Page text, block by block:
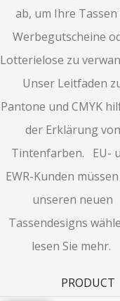
ab, um Ihre Tassen
Werbegutscheine
Lotterielose zu
Unser Leitfaden
Pantone und CMYK
der Erklärung von
Tintenfarben. EU-
EWR-Kunden
unseren neuen
Tassendesigns
lesen Sie mehr.
PRODUCT